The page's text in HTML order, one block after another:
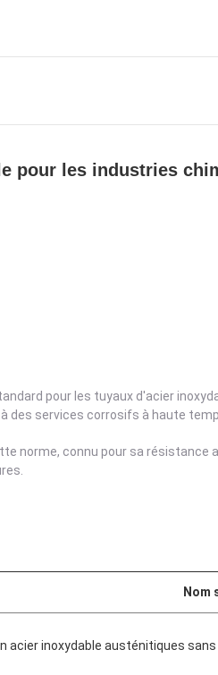
pour les industries
pour les tuyaux d'acier
des services corrosifs à haute
norme, connu pour sa résistance
Nom
acier inoxydable austénitiques